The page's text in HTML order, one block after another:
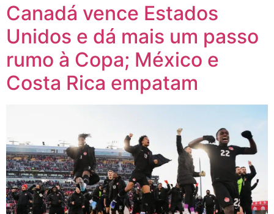
Canadá vence Estados
Unidos e dá mais um passo
rumo à Copa; México e
Costa Rica empatam